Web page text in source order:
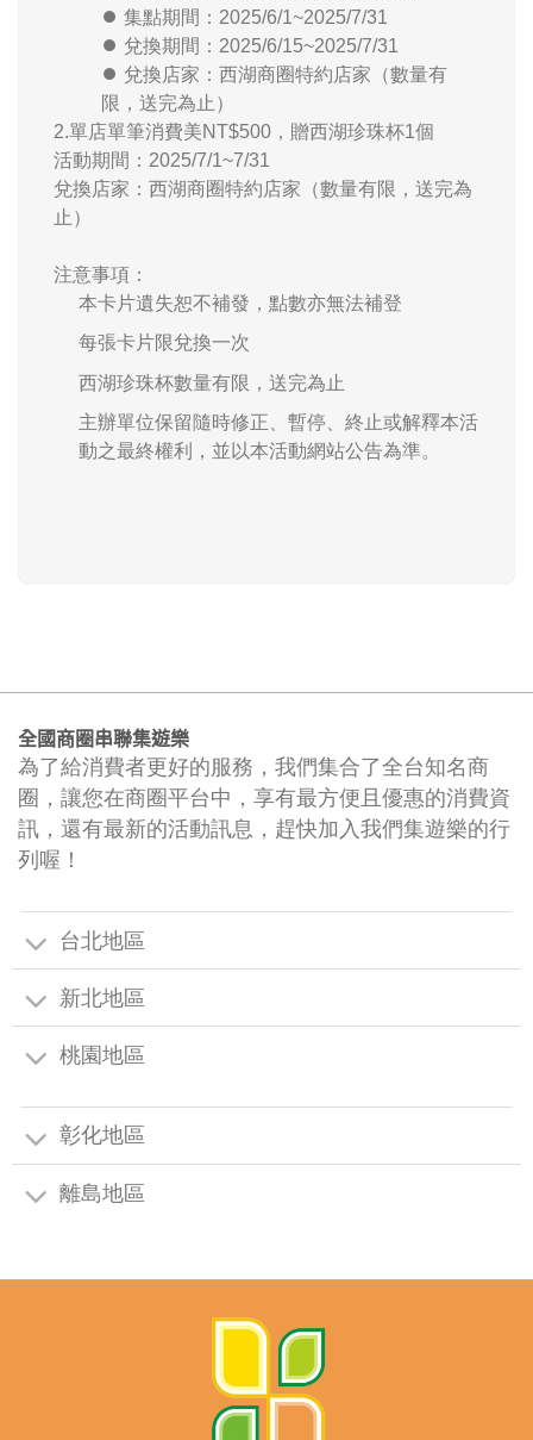
⏺︎ 集點期間：2025/6/1~2025/7/31
⏺︎ 兌換期間：2025/6/15~2025/7/31
⏺︎ 兌換店家：西湖商圈特約店家（數量有
限，送完為止）
2.單店單筆消費美NT$500，贈西湖珍珠杯1個
活動期間：2025/7/1~7/31
兌換店家：西湖商圈特約店家（數量有限，送完為
止）
注意事項：
本卡片遺失恕不補發，點數亦無法補登
每張卡片限兌換一次
西湖珍珠杯數量有限，送完為止
主辦單位保留隨時修正、暫停、終止或解釋本活
動之最終權利，並以本活動網站公告為準。
全國商圈串聯集遊樂
為了給消費者更好的服務，我們集合了全台知名商
圈，讓您在商圈平台中，享有最方便且優惠的消費資
訊，還有最新的活動訊息，趕快加入我們集遊樂的行
列喔！
台北地區
新北地區
桃園地區
彰化地區
離島地區